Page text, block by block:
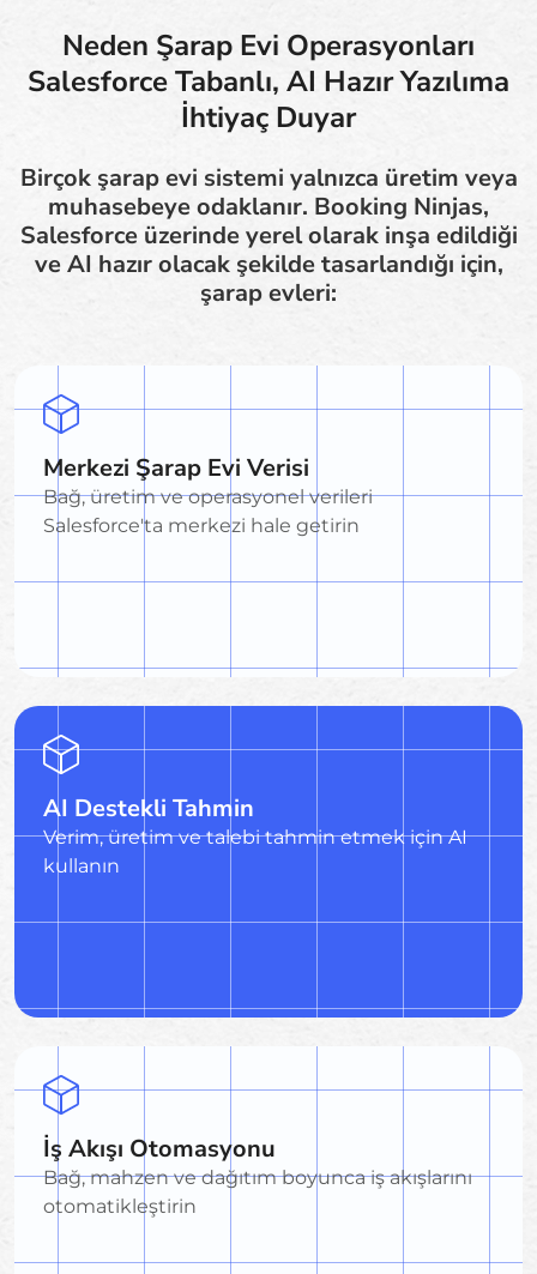
Neden Şarap Evi Operasyonları
Salesforce Tabanlı, AI Hazır Yazılıma
İhtiyaç Duyar
Birçok şarap evi sistemi yalnızca üretim veya
muhasebeye odaklanır. Booking Ninjas,
Salesforce üzerinde yerel olarak inşa edildiği
ve AI hazır olacak şekilde tasarlandığı için,
şarap evleri:
Merkezi Şarap Evi Verisi
Bağ, üretim ve operasyonel verileri
Salesforce'ta merkezi hale getirin
AI Destekli Tahmin
Verim, üretim ve talebi tahmin etmek için AI
kullanın
İş Akışı Otomasyonu
Bağ, mahzen ve dağıtım boyunca iş akışlarını
otomatikleştirin